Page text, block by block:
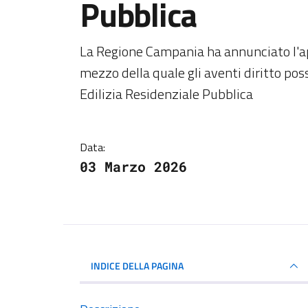
Pubblica
Dettagli della
La Regione Campania ha annunciato
mezzo della quale gli aventi diritto
Edilizia Residenziale Pubblica
Data:
03 Marzo 2026
INDICE DELLA PAGINA